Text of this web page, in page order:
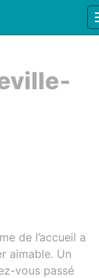
de l’accueil a
aimable. Un
vous passé